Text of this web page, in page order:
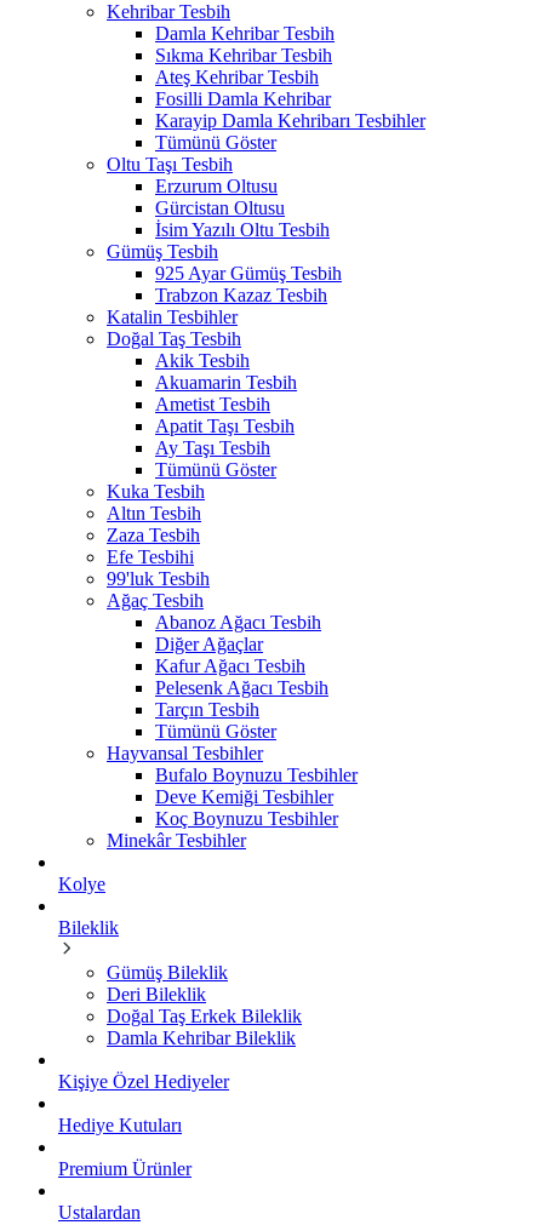
Kehribar Tesbih
Damla Kehribar Tesbih
Sıkma Kehribar Tesbih
Ateş Kehribar Tesbih
Fosilli Damla Kehribar
Karayip Damla Kehribarı Tesbihler
Tümünü Göster
Oltu Taşı Tesbih
Erzurum Oltusu
Gürcistan Oltusu
İsim Yazılı Oltu Tesbih
Gümüş Tesbih
925 Ayar Gümüş Tesbih
Trabzon Kazaz Tesbih
Katalin Tesbihler
Doğal Taş Tesbih
Akik Tesbih
Akuamarin Tesbih
Ametist Tesbih
Apatit Taşı Tesbih
Ay Taşı Tesbih
Tümünü Göster
Kuka Tesbih
Altın Tesbih
Zaza Tesbih
Efe Tesbihi
99'luk Tesbih
Ağaç Tesbih
Abanoz Ağacı Tesbih
Diğer Ağaçlar
Kafur Ağacı Tesbih
Pelesenk Ağacı Tesbih
Tarçın Tesbih
Tümünü Göster
Hayvansal Tesbihler
Bufalo Boynuzu Tesbihler
Deve Kemiği Tesbihler
Koç Boynuzu Tesbihler
Minekâr Tesbihler
Kolye
Bileklik
Gümüş Bileklik
Deri Bileklik
Doğal Taş Erkek Bileklik
Damla Kehribar Bileklik
Kişiye Özel Hediyeler
Hediye Kutuları
Premium Ürünler
Ustalardan